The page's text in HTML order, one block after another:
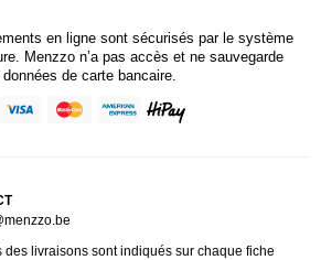
en ligne sont sécurisés par le système
Menzzo n’a pas accès et ne sauvegarde
de carte bancaire.
des livraisons sont indiqués sur chaque fiche